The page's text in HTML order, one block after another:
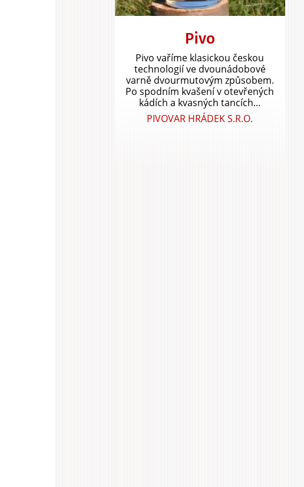
Pivo
Pivo vaříme klasickou českou
technologií ve dvounádobové
varně dvourmutovým způsobem.
Po spodním kvašení v otevřených
kádích a kvasných tancích...
PIVOVAR HRÁDEK S.R.O.